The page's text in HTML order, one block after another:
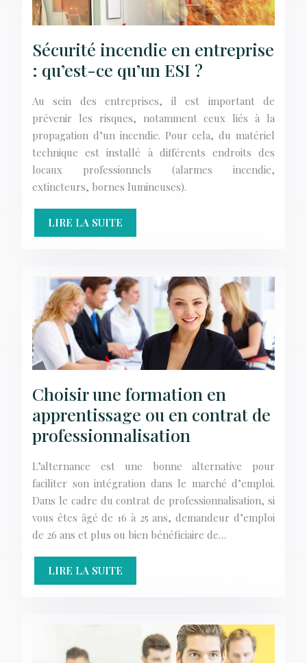
Sécurité incendie en entreprise
: qu’est-ce qu’un ESI ?
Au sein des entreprises, il est important de
prévenir les risques, notamment ceux liés à la
propagation d’un incendie. Pour cela, du matériel
technique est installé à différents endroits des
locaux professionnels (alarmes incendie,
extincteurs, bornes lumineuses).
LIRE LA SUITE
Choisir une formation en
apprentissage ou en contrat de
professionnalisation
L’alternance est une bonne alternative pour
faciliter son intégration dans le marché d’emploi.
Dans le cadre du contrat de professionnalisation, si
vous êtes âgé de 16 à 25 ans, demandeur d’emploi
de 26 ans et plus ou bien bénéficiaire de…
LIRE LA SUITE